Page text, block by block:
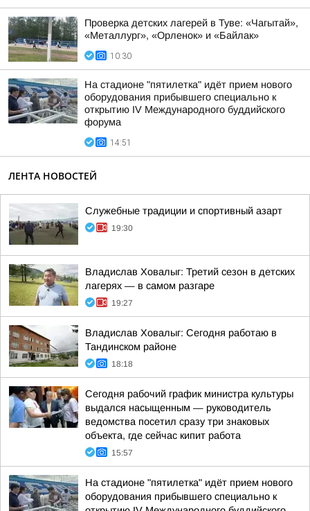
Проверка детских лагерей в Туве: «Чагытай»,
«Металлург», «Орленок» и «Байлак»
10:30
На стадионе "пятилетка" идёт прием нового
оборудования прибывшего специально к
открытию IV Международного буддийского
форума
14:51
ЛЕНТА НОВОСТЕЙ
Служебные традиции и спортивный азарт
19:30
Владислав Ховалыг: Третий сезон в детских
лагерях — в самом разгаре
19:27
Владислав Ховалыг: Сегодня работаю в
Тандинском районе
18:18
Сегодня рабочий график министра культуры
выдался насыщенным — руководитель
ведомства посетил сразу три знаковых
объекта, где сейчас кипит работа
15:57
На стадионе "пятилетка" идёт прием нового
оборудования прибывшего специально к